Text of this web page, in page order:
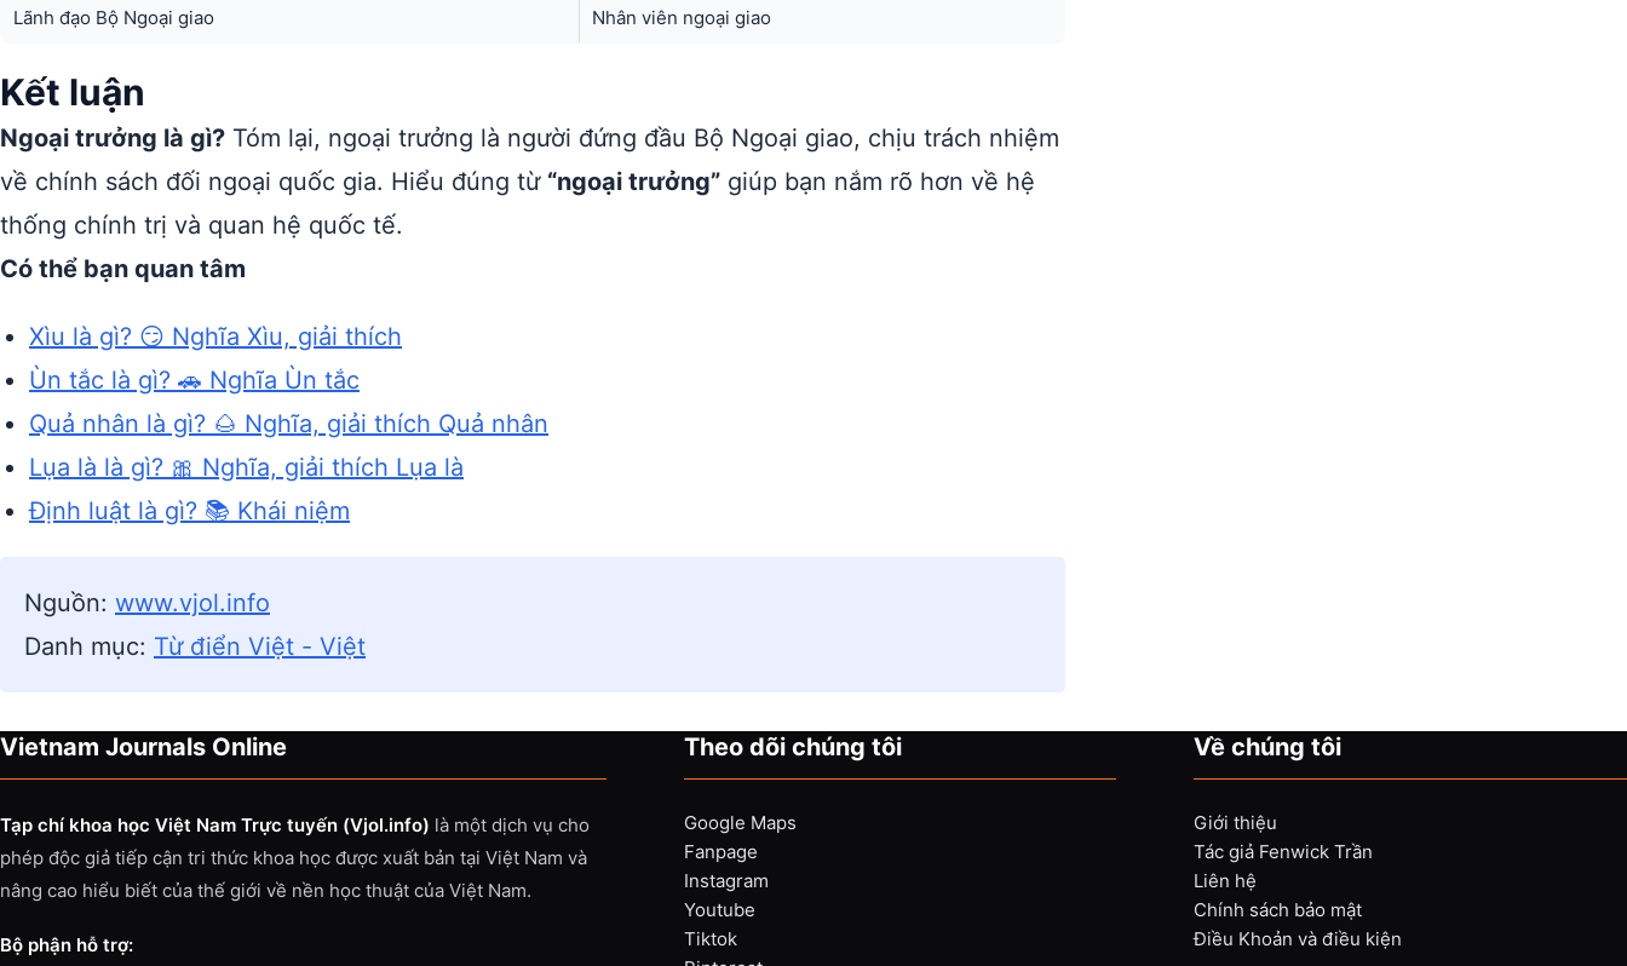
Lãnh đạo Bộ Ngoại giao Nhân viên ngoại giao
Kết luận
Ngoại trưởng là gì? Tóm lại, ngoại trưởng là người đứng đầu Bộ Ngoại giao, chịu trách nhiệm
về chính sách đối ngoại quốc gia. Hiểu đúng từ “ngoại trưởng” giúp bạn nắm rõ hơn về hệ
thống chính trị và quan hệ quốc tế.
Có thể bạn quan tâm
Xìu là gì? 😏 Nghĩa Xìu, giải thích
Ùn tắc là gì? 🚗 Nghĩa Ùn tắc
Quả nhân là gì? 🌰 Nghĩa, giải thích Quả nhân
Lụa là là gì? 🎀 Nghĩa, giải thích Lụa là
Định luật là gì? 📚 Khái niệm
Nguồn: www.vjol.info
Danh mục: Từ điển Việt - Việt
Vietnam Journals Online
Tạp chí khoa học Việt Nam Trực tuyến (Vjol.info) là một dịch vụ cho
phép độc giả tiếp cận tri thức khoa học được xuất bản tại Việt Nam và
nâng cao hiểu biết của thế giới về nền học thuật của Việt Nam.
Bộ phận hỗ trợ:
Theo dõi chúng tôi
Google Maps
Fanpage
Instagram
Youtube
Tiktok
Về chúng tôi
Giới thiệu
Tác giả Fenwick Trần
Liên hệ
Chính sách bảo mật
Điều Khoản và điều kiện